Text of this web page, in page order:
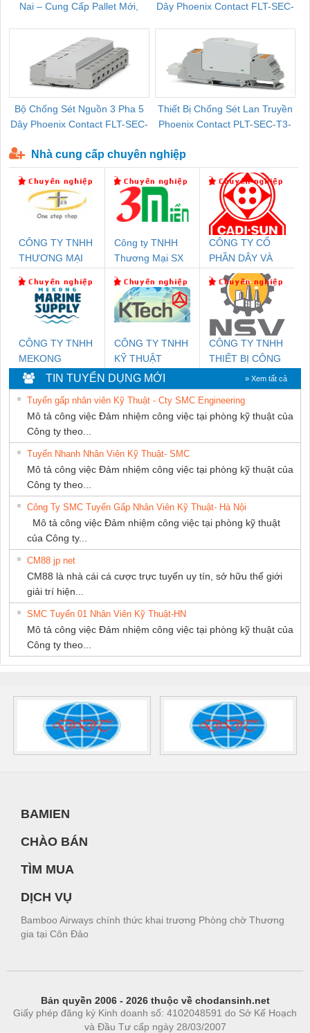
Nai – Cung Cấp Pallet Mới,
Dây Phoenix Contact FLT-SEC-
Bộ Chống Sét Nguồn 3 Pha 5
Dây Phoenix Contact FLT-SEC-
Thiết Bị Chống Sét Lan Truyền
Phoenix Contact PLT-SEC-T3-
Nhà cung cấp chuyên nghiệp
CÔNG TY TNHH
THƯƠNG MẠI
NAM
Công ty TNHH
Thương Mại SX
CÔNG TY CỔ
PHẦN DÂY VÀ
CÁP ĐIỆN
THƯỢNG ĐÌNH
CÔNG TY TNHH
MEKONG
MARINE SUPPLY
CÔNG TY TNHH
KỸ THUẬT
KTECH VIỆT
NAM
CÔNG TY TNHH
THIẾT BỊ CÔNG
NGHIỆP NIHON
SETSUBI VIỆT
NAM
TIN TUYỂN DỤNG MỚI » Xem tất cả
Tuyển gấp nhân viên Kỹ Thuật - Cty SMC Engineering
Mô tả công việc Đảm nhiệm công việc tại phòng kỹ thuật của
Công ty theo...
Tuyển Nhanh Nhân Viên Kỹ Thuật- SMC
Mô tả công việc Đảm nhiệm công việc tại phòng kỹ thuật của
Công ty theo...
Công Ty SMC Tuyển Gấp Nhân Viên Kỹ Thuật- Hà Nội
Mô tả công việc Đảm nhiệm công việc tại phòng kỹ thuật
của Công ty...
CM88 jp net
CM88 là nhà cái cá cược trực tuyến uy tín, sở hữu thế giới
giải trí hiện...
SMC Tuyển 01 Nhân Viên Kỹ Thuật-HN
Mô tả công việc Đảm nhiệm công việc tại phòng kỹ thuật của
Công ty theo...
BAMIEN
CHÀO BÁN
TÌM MUA
DỊCH VỤ
Bamboo Airways chính thức khai trương Phòng chờ Thương
gia tại Côn Đảo
Bản quyền 2006 - 2026 thuộc về chodansinh.net
Giấy phép đăng ký Kinh doanh số: 4102048591 do Sở Kế Hoạch
và Đầu Tư cấp ngày 28/03/2007